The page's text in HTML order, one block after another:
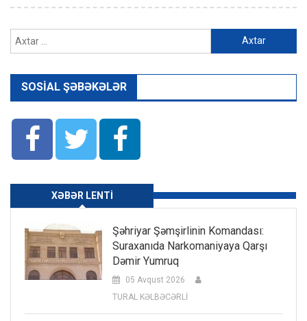
SOSIAL ŞƏBƏKƏLƏR
XƏBƏR LENTI
Şəhriyar Şəmşirlinin Komandası:
Suraxanıda Narkomaniyaya Qarşı
Dəmir Yumruq
05 Avqust 2026
TURAL KƏLBƏCƏRLİ